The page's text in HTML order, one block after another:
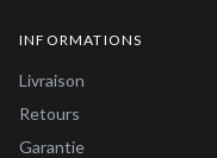
INFORMATIONS
Livraison
Retours
Garantie